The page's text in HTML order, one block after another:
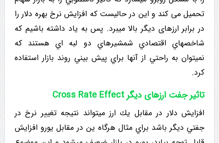
تحمیل می کند و این در حالیست که افزایش نرخ بهره دلار را
در برابر ارزهای دیگر بالا میبرد. پس به یاد داشته باشیم که
شاخصهاي اقتصادي شمشيرهاي دو لبه اي هستند که
نمیتوان به راحتي از آنها براي پيش بيني روند بازار استفاده
کرد.
تاثیر جفت ارزهای دیگر Cross Rate Effect
افزایش دلار در مقابل يك ارز میتواند نتیجه تغییر نرخ در
جفتي دیگر باشد براي مثال هرگاه ین در مقابل يورو افزایش